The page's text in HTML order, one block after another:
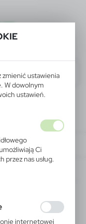
zmienić ustawienia
W dowolnym
ustawień.
Ci
przez nas usług.
ustawień
internetowej